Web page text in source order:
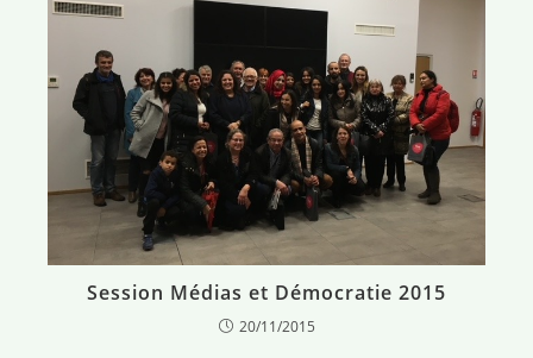
Session Médias et Démocratie 2015
20/11/2015